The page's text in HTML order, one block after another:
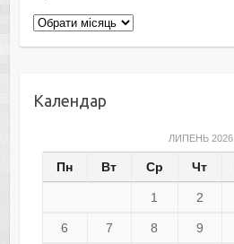
Архіви
Календар
ЛИПЕНЬ 2026
Пн Вт Ср Чт
1 2
6 7 8 9